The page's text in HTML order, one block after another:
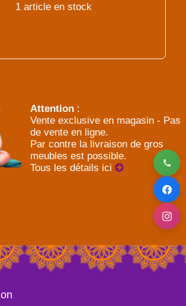
1 article en stock
Attention :
Vente exclusive en magasin - Pas
de vente en ligne.
Par contre la livraison de gros
meubles est possible.
Tous les détails ici